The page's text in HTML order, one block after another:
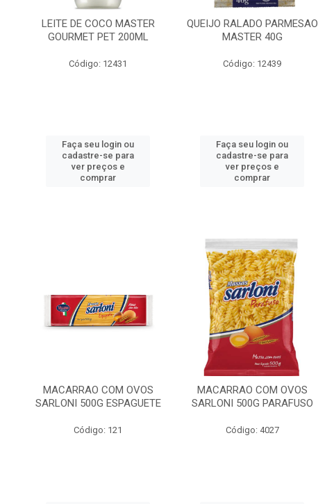
LEITE DE COCO MASTER
GOURMET PET 200ML
Código: 12431
Faça seu login ou
cadastre-se para
ver preços e
comprar
QUEIJO RALADO PARMESAO
MASTER 40G
Código: 12439
Faça seu login ou
cadastre-se para
ver preços e
comprar
MACARRAO COM OVOS
SARLONI 500G ESPAGUETE
Código: 121
MACARRAO COM OVOS
SARLONI 500G PARAFUSO
Código: 4027